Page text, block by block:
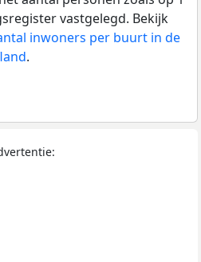
vastgelegd. Bekijk
inwoners per buurt in de
.